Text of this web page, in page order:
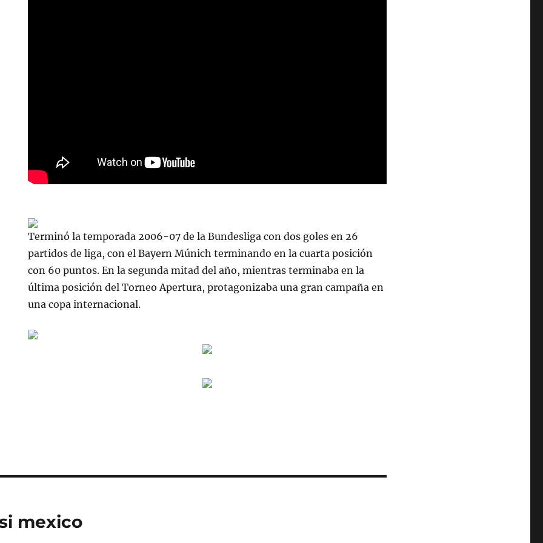
Terminó la temporada 2006-07 de la Bundesliga con dos goles en 26
partidos de liga, con el Bayern Múnich terminando en la cuarta posición
con 60 puntos. En la segunda mitad del año, mientras terminaba en la
última posición del Torneo Apertura, protagonizaba una gran campaña en
una copa internacional.
mexico